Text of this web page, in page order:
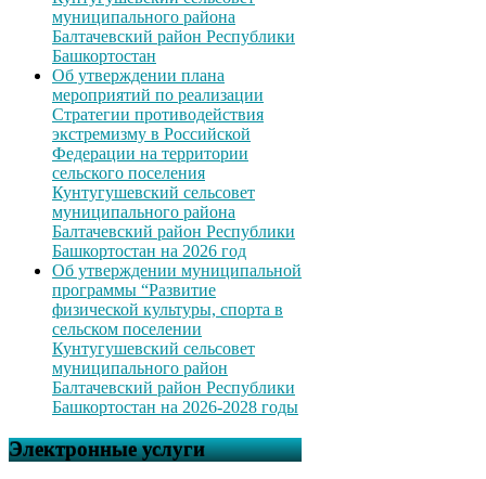
муниципального района
Балтачевский район Республики
Башкортостан
Об утверждении плана
мероприятий по реализации
Стратегии противодействия
экстремизму в Российской
Федерации на территории
сельского поселения
Кунтугушевский сельсовет
муниципального района
Балтачевский район Республики
Башкортостан на 2026 год
Об утверждении муниципальной
программы “Развитие
физической культуры, спорта в
сельском поселении
Кунтугушевский сельсовет
муниципального район
Балтачевский район Республики
Башкортостан на 2026-2028 годы
Электронные услуги